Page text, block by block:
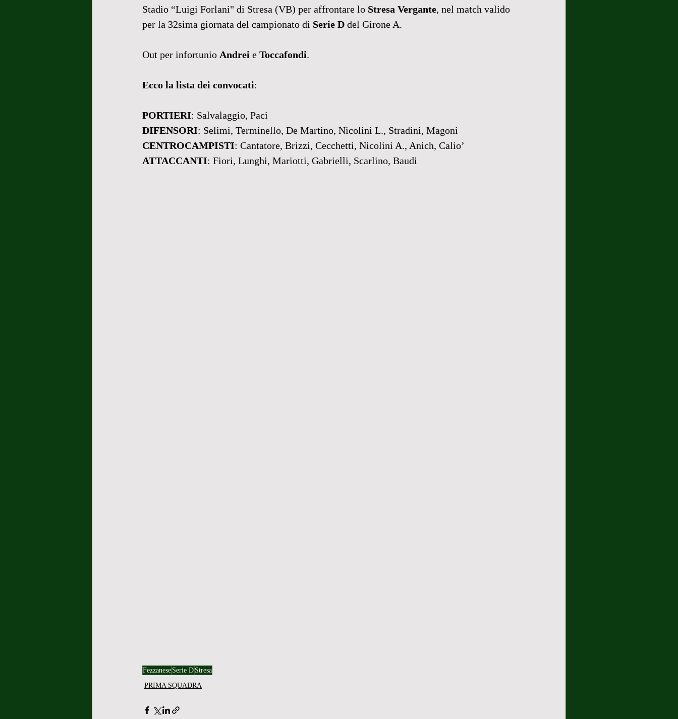
Stadio “Luigi Forlani" di Stresa (VB) per affrontare lo Stresa Vergante, nel match valido
per la 32sima giornata del campionato di Serie D del Girone A.
Out per infortunio Andrei e Toccafondi.
Ecco la lista dei convocati:
PORTIERI: Salvalaggio, Paci
DIFENSORI: Selimi, Terminello, De Martino, Nicolini L., Stradini, Magoni
CENTROCAMPISTI: Cantatore, Brizzi, Cecchetti, Nicolini A., Anich, Calio’
ATTACCANTI: Fiori, Lunghi, Mariotti, Gabrielli, Scarlino, Baudi
Fezzanese Serie D Stresa
PRIMA SQUADRA